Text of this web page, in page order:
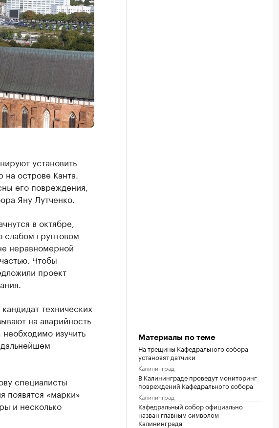
установить
острове Канта.
его повреждения,
Яну Лутченко.
в октябре,
грунтовом
неравномерной
Чтобы
проект
технических
на аварийность
изучить
специалисты
появятся «марки»
и несколько
Материалы по теме
На трещины Кафедрального собора
установят датчики
Калининград
В Калининграде проведут мониторинг
повреждений Кафедрального собора
Калининград
Кафедральный собор официально
назван главным символом
Калининграда